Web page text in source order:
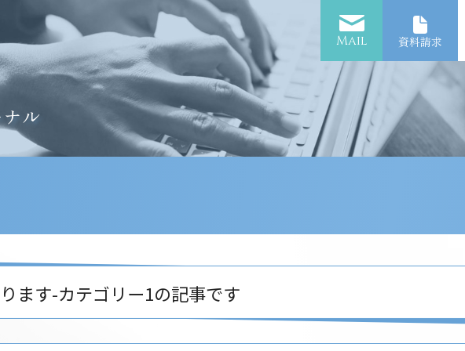
Mail 資料請求
ル
ます-カテゴリー1の記事です